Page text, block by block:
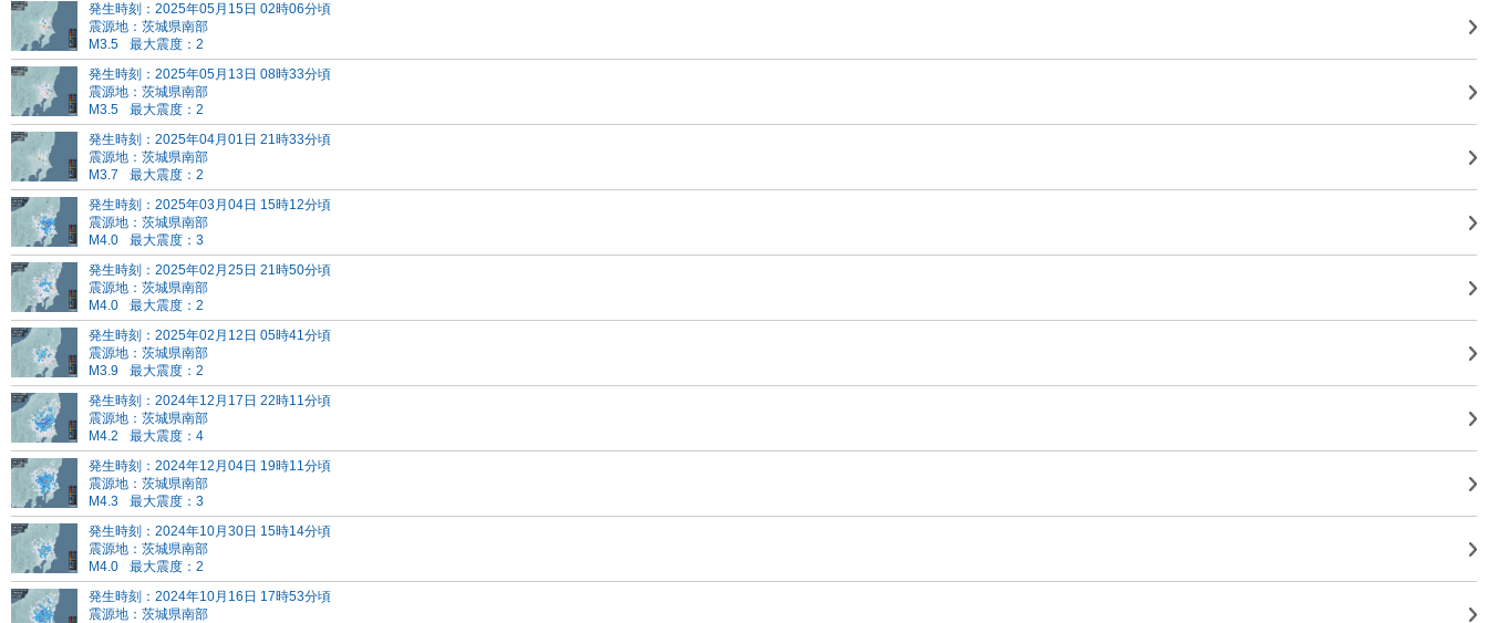
発生時刻：2025年05月15日 02時06分頃
震源地：茨城県南部
M3.5
最大震度：2
発生時刻：2025年05月13日 08時33分頃
震源地：茨城県南部
M3.5
最大震度：2
発生時刻：2025年04月01日 21時33分頃
震源地：茨城県南部
M3.7
最大震度：2
発生時刻：2025年03月04日 15時12分頃
震源地：茨城県南部
M4.0
最大震度：3
発生時刻：2025年02月25日 21時50分頃
震源地：茨城県南部
M4.0
最大震度：2
発生時刻：2025年02月12日 05時41分頃
震源地：茨城県南部
M3.9
最大震度：2
発生時刻：2024年12月17日 22時11分頃
震源地：茨城県南部
M4.2
最大震度：4
発生時刻：2024年12月04日 19時11分頃
震源地：茨城県南部
M4.3
最大震度：3
発生時刻：2024年10月30日 15時14分頃
震源地：茨城県南部
M4.0
最大震度：2
発生時刻：2024年10月16日 17時53分頃
震源地：茨城県南部